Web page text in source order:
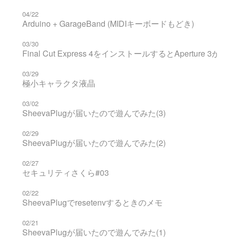
04/22
Arduino + GarageBand (MIDIキーボードもどき)
03/30
Final Cut Express 4をインストールするとAperture 3が
03/29
極小キャラクタ液晶
03/02
SheevaPlugが届いたので遊んでみた(3)
02/29
SheevaPlugが届いたので遊んでみた(2)
02/27
セキュリティさくら#03
02/22
SheevaPlugでresetenvするときのメモ
02/21
SheevaPlugが届いたので遊んでみた(1)